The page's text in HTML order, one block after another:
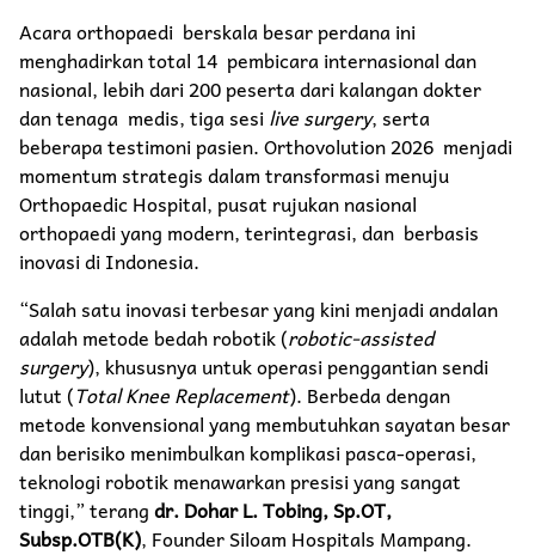
Acara orthopaedi berskala besar perdana ini
menghadirkan total 14 pembicara internasional dan
nasional, lebih dari 200 peserta dari kalangan dokter
dan tenaga medis, tiga sesi live surgery, serta
beberapa testimoni pasien. Orthovolution 2026 menjadi
momentum strategis dalam transformasi menuju
Orthopaedic Hospital, pusat rujukan nasional
orthopaedi yang modern, terintegrasi, dan berbasis
inovasi di Indonesia.
“Salah satu inovasi terbesar yang kini menjadi andalan
adalah metode bedah robotik (robotic-assisted
surgery), khususnya untuk operasi penggantian sendi
lutut (Total Knee Replacement). Berbeda dengan
metode konvensional yang membutuhkan sayatan besar
dan berisiko menimbulkan komplikasi pasca-operasi,
teknologi robotik menawarkan presisi yang sangat
tinggi,” terangdr. Dohar L. Tobing, Sp.OT,
Subsp.OTB(K), Founder Siloam Hospitals Mampang.